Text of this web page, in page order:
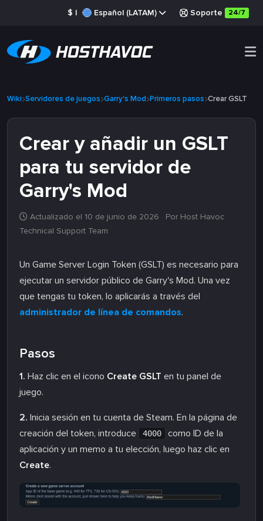
$ | Español (LATAM) Soporte 24/7
Wiki Servidores de juegos Garry's Mod Primeros pasos Crear GSLT
Crear y añadir un GSLT
para tu servidor de
Garry's Mod
Actualizado el 10 de junio de 2026 · Por Host Havoc
Technical Support Team
Un Game Server Login Token (GSLT) es necesario para
ejecutar un servidor público de Garry's Mod. Una vez
que tengas tu token, lo aplicarás a través del
administrador de línea de comandos.
Pasos
1. Haz clic en el icono Create GSLT en tu panel de
juego.
2. Inicia sesión en tu cuenta de Steam. En la página de
creación del token, introduce
4000
como ID de la
aplicación y un memo a tu elección, luego haz clic en
Create.